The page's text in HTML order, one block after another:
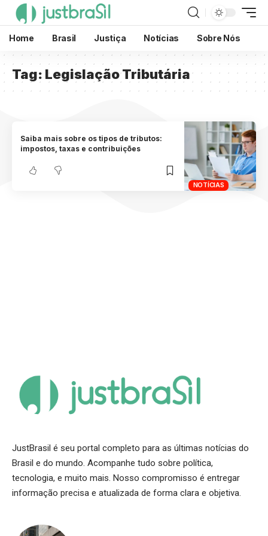
Home Brasil Justiça Notícias Sobre Nós
Tag: Legislação Tributária
NOTÍCIAS
Saiba mais sobre os tipos de tributos:
impostos, taxas e contribuições
JustBrasil é seu portal completo para as últimas notícias do
Brasil e do mundo. Acompanhe tudo sobre política,
tecnologia, e muito mais. Nosso compromisso é entregar
informação precisa e atualizada de forma clara e objetiva.